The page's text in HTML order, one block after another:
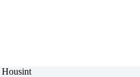
Housint